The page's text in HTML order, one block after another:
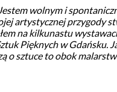
wolnym i
artystycznej przygody
na kilkunastu
Pięknych w Gdańsku.
o sztuce to obok